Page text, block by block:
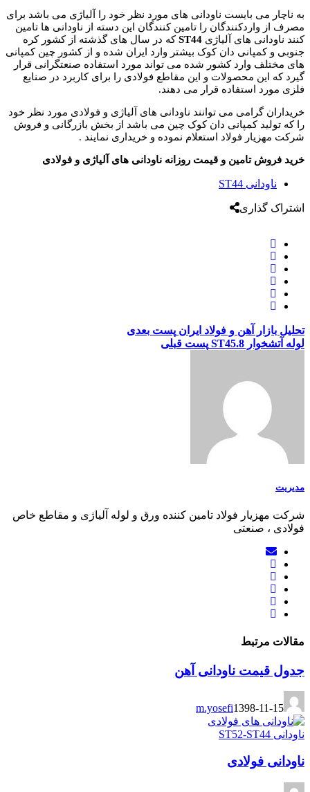
به ناچار می بایست ناودانی های مورد نظر خود را آلیاژی می باشد برای
مصرف از واردکنندگان را تامین کنندگان این دسته از ناودانی ها تامین
کنند ناودانی های آلیاژی ST44که در سال های گذشته از کشور کره
جنوبی و کمپانی دان کوک بیشتر وارد ایران شده و از کشور چین کمپانی
های مختلف وارد کشور شده می تواند مورد استفاده صنعتگرانی قرار
گیرد که این محصولات و این مقاطع فولادی را برای کاربرد در صنایع
فلزی مورد استفاده قرار می دهند.
خریداران گرامی می توانند ناودانی های آلیاژی و فولادی مورد نظر خود
را که تولید کمپانی دان کوک چین می باشد از بخش بازرگانی و فروش
شرکت مهزیار فولاد استعلام نموده و خریداری نمایند .
خرید فروش تامین و قیمت روزانه ناودانی های آلیاژی و فولادی
ناودانی ST44
اشتراک گذاری
تحلیل بازار آهن و فولاد ایران پست بعدی
لوله آتشخوار ST45.8
پست قبلی
مدیریت
شرکت مهزیار فولاد تامین کننده ورق و لوله آلیاژی و مقاطع خاص
فولادی ، صنعتی
مقالات مرتبط
جدول قیمت ناودانی آهن
m.yosefi1398-11-15
ناودانی ST52-ST44
ناودانی فولادی